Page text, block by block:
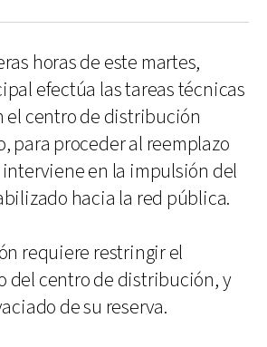
horas de este martes,
efectúa las tareas técnicas
el centro de distribución
para proceder al reemplazo
en la impulsión del
hacia la red pública.
requiere restringir el
del centro de distribución, y
de su reserva.